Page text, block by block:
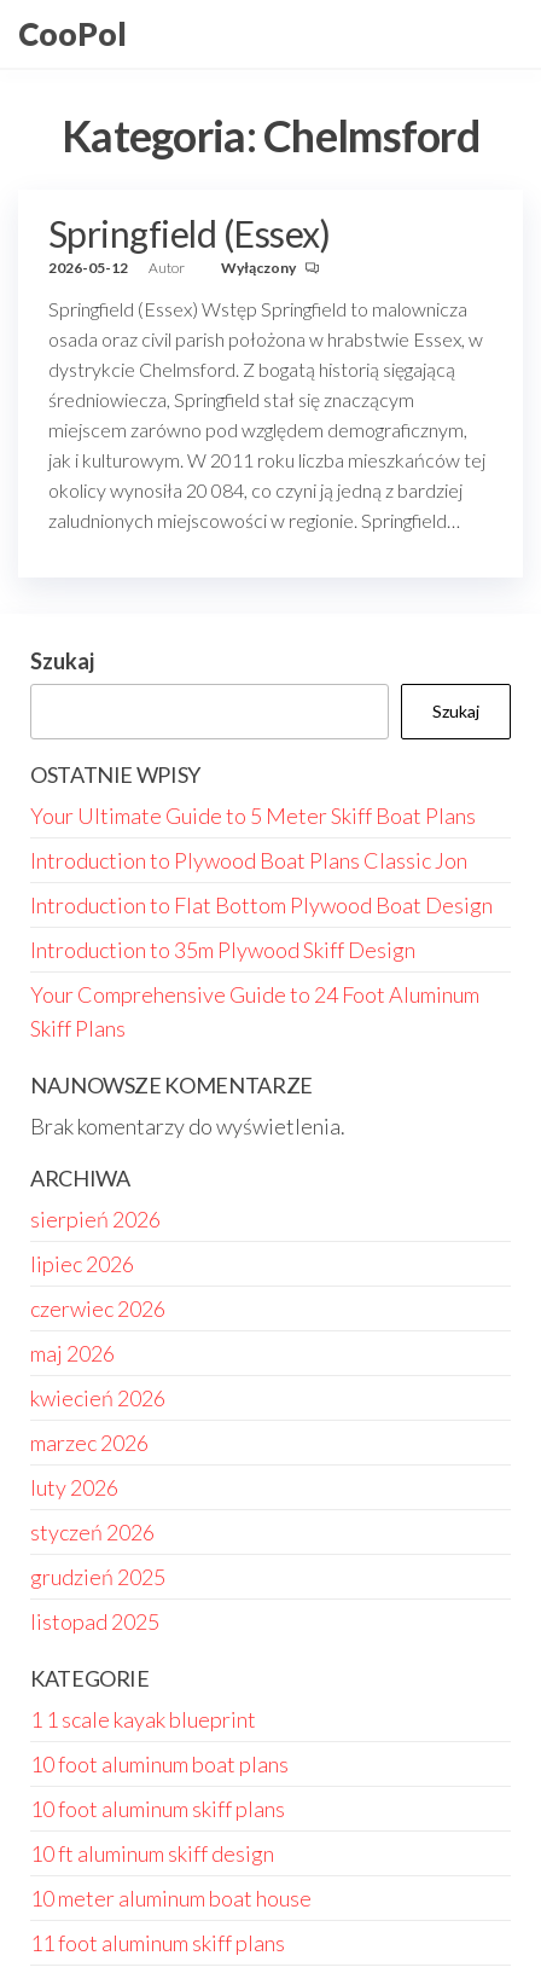
doCooPol
Kategoria:Chelmsford
Springfield (Essex)
2026-05-12 Autor Wyłączony
Springfield (Essex) Wstęp Springfield to malownicza
osada oraz civil parish położona w hrabstwie Essex, w
dystrykcie Chelmsford. Z bogatą historią sięgającą
średniowiecza, Springfield stał się znaczącym
miejscem zarówno pod względem demograficznym,
jak i kulturowym. W 2011 roku liczba mieszkańców tej
okolicy wynosiła 20 084, co czyni ją jedną z bardziej
zaludnionych miejscowości w regionie. Springfield…
Szukaj
Szukaj
OSTATNIE WPISY
Your Ultimate Guide to 5 Meter Skiff Boat Plans
Introduction to Plywood Boat Plans Classic Jon
Introduction to Flat Bottom Plywood Boat Design
Introduction to 35m Plywood Skiff Design
Your Comprehensive Guide to 24 Foot Aluminum
Skiff Plans
NAJNOWSZE KOMENTARZE
Brak komentarzy do wyświetlenia.
ARCHIWA
sierpień 2026
lipiec 2026
czerwiec 2026
maj 2026
kwiecień 2026
marzec 2026
luty 2026
styczeń 2026
grudzień 2025
listopad 2025
KATEGORIE
1 1 scale kayak blueprint
10 foot aluminum boat plans
10 foot aluminum skiff plans
10 ft aluminum skiff design
10 meter aluminum boat house
11 foot aluminum skiff plans